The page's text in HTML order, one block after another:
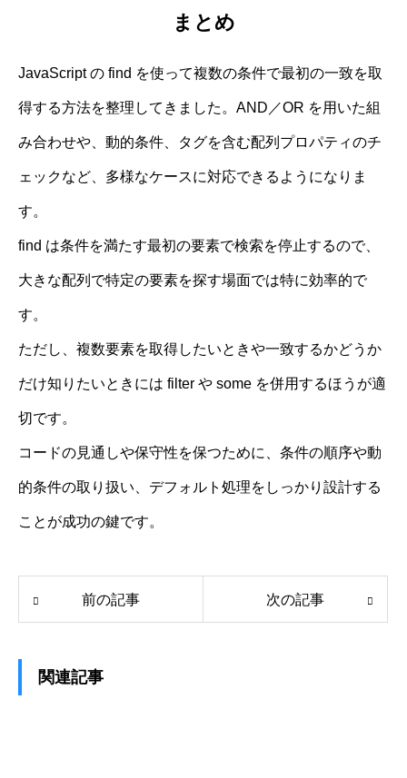
まとめ
JavaScript の find を使って複数の条件で最初の一致を取
得する方法を整理してきました。AND／OR を用いた組
み合わせや、動的条件、タグを含む配列プロパティのチ
ェックなど、多様なケースに対応できるようになりま
す。
find は条件を満たす最初の要素で検索を停止するので、
大きな配列で特定の要素を探す場面では特に効率的で
す。
ただし、複数要素を取得したいときや一致するかどうか
だけ知りたいときには filter や some を併用するほうが適
切です。
コードの見通しや保守性を保つために、条件の順序や動
的条件の取り扱い、デフォルト処理をしっかり設計する
ことが成功の鍵です。
前の記事 次の記事
関連記事